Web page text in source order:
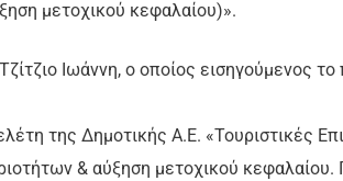
μετοχικού κεφαλαίου)».
Ιωάννη, ο οποίος εισηγούμενος
της Δημοτικής Α.Ε. «Τουριστικές
& αύξηση μετοχικού κεφαλαίου.